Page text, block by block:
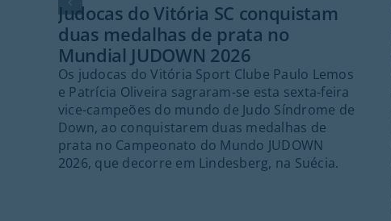
Judocas do Vitória SC conquistam
duas medalhas de prata no
Mundial JUDOWN 2026
Os judocas do Vitória Sport Clube Paulo Lemos
e Patrícia Oliveira sagraram-se esta sexta-feira
vice-campeões do mundo de Judo Síndrome de
Down, ao conquistarem duas medalhas de
prata no Campeonato do Mundo JUDOWN
2026, que decorre em Lindesberg, na Suécia.